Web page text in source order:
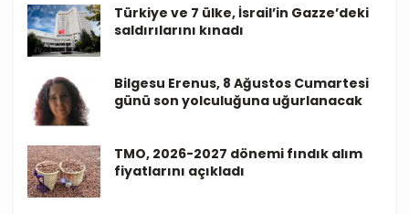
Türkiye ve 7 ülke, İsrail’in Gazze’deki
saldırılarını kınadı
Bilgesu Erenus, 8 Ağustos Cumartesi
günü son yolculuğuna uğurlanacak
TMO, 2026-2027 dönemi fındık alım
fiyatlarını açıkladı